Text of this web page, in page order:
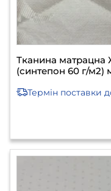
Тканина матрацна
(синтепон 60 г/м2)
Термін поставки